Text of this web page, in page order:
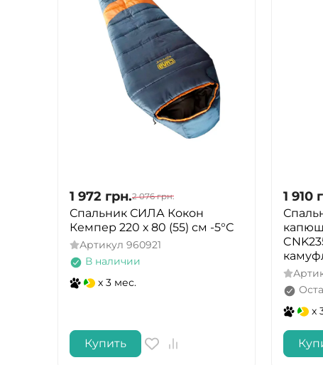
1 972 грн.2 076 грн.
Спальник СИЛА Кокон
Кемпер 220 х 80 (55) см -5°С
Артикул 960921
В наличии
x 3 мес.
Купить
1 910
x